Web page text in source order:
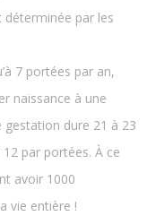
déterminée par les
7 portées par an,
naissance à une
gestation dure 21 à 23
par portées. À ce
avoir 1000
vie entière !